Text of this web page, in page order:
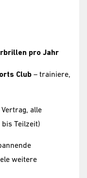
pro Jahr
Club – trainiere,
alle
Teilzeit)
weitere